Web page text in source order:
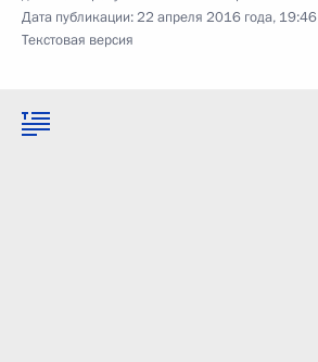
Дата публикации:22 апреля 2016 года, 19:46
Текстовая версия